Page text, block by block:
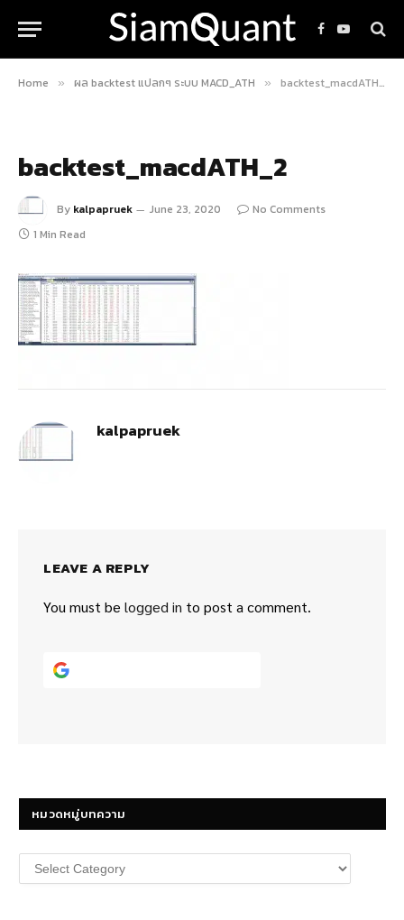
Facebook
YouTube
Home » ผล backtest แปลกๆ ระบบ MACD_ATH » backtest_macdATH_2
backtest_macdATH_2
By kalpapruek June 23, 2020
No Comments
1 Min Read
kalpapruek
LEAVE A REPLY
You must be logged in to post a comment.
หมวดหมู่บทความ
หมวด
หมู่